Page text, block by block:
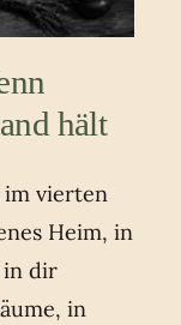
hält
im vierten
Heim, in
in dir
in